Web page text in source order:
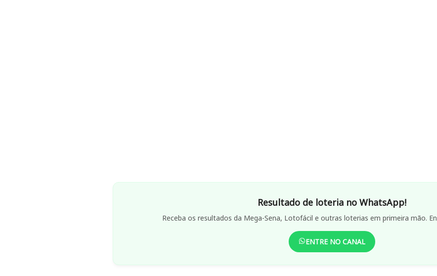
Resultado de loteria no WhatsApp!
Receba os resultados da Mega-Sena, Lotofácil e outras loterias em primeira mão.
ENTRE NO CANAL